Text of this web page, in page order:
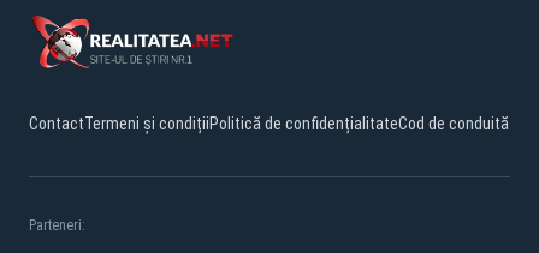
ContactTermeni și condițiiPolitică de confidențialitateCod de conduită
Parteneri: